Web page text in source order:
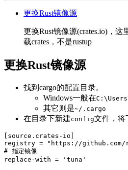
更换Rust镜像源
更换Rust镜像源(crates.io)，
载crates，不是rustup
更换Rust镜像源
找到cargo的配置目录。
Windows一般在
其它则是~/.cargo
在目录下新建config文件，将
[source.crates-io]
registry = "https://
# 指定镜像
replace-with = 'tuna'